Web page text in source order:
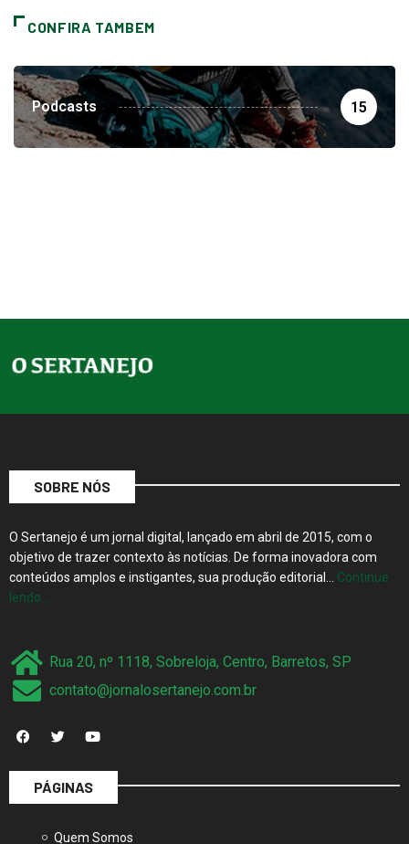
CONFIRA TAMBEM
Podcasts 15
SOBRE NÓS
O Sertanejo é um jornal digital, lançado em abril de 2015, com o
objetivo de trazer contexto às notícias. De forma inovadora com
conteúdos amplos e instigantes, sua produção editorial… Continue
lendo…
Rua 20, nº 1118, Sobreloja, Centro, Barretos, SP
contato@jornalosertanejo.com.br
PÁGINAS
Quem Somos